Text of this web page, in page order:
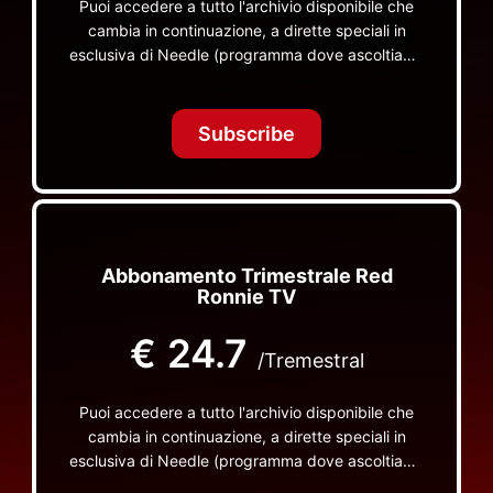
Puoi accedere a tutto l'archivio disponibile che
cambia in continuazione, a dirette speciali in
esclusiva di Needle (programma dove ascoltiamo
TV non visibili da nessuna altra parte
Subscribe
Abbonamento Trimestrale Red
Ronnie TV
€ 24.7 /Tremestral
Puoi accedere a tutto l'archivio disponibile che
cambia in continuazione, a dirette speciali in
esclusiva di Needle (programma dove ascoltiamo